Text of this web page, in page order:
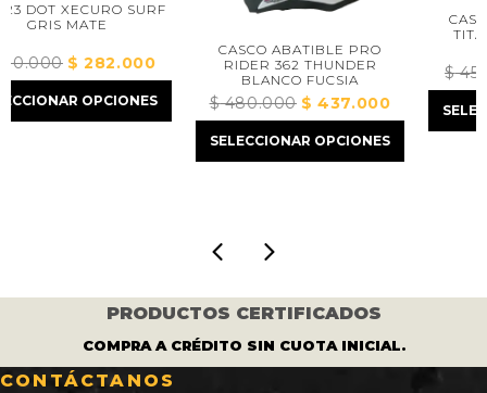
El
precio
actual
CASCO ABATIBLE PRO
RIDER 362 THUNDER
BLANCO FUCSIA
$480.000
precio
original
437.000El
precio
actual
SELECCIONAR OPCIONES
CASCO ABIERTO
TITAN IX WARM GREY
$450.000
precio
original
SELECCIONAR
PRODUCTOS CERTIFICADOS
COMPRA A CRÉDITO SIN CUOTA INICIAL.
CONTÁCTANOS